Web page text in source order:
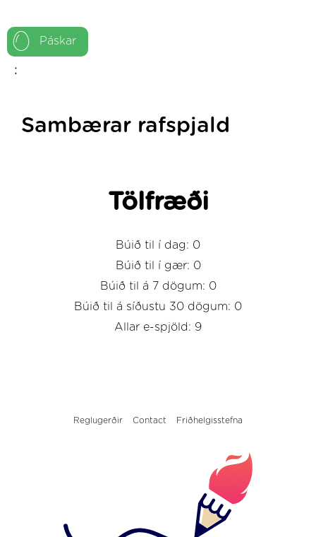
Páskar
:
Sambærar rafspjald
Tölfræði
Búið til í dag: 0
Búið til í gær: 0
Búið til á 7 dögum: 0
Búið til á síðustu 30 dögum: 0
Allar e-spjöld: 9
Reglugerðir Contact Friðhelgisstefna